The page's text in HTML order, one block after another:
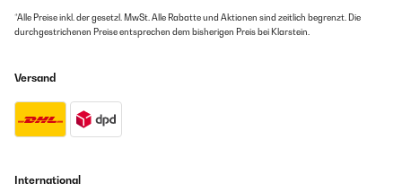
*Alle Preise inkl. der gesetzl. MwSt. Alle Rabatte und Aktionen sind zeitlich begrenzt. Die
durchgestrichenen Preise entsprechen dem bisherigen Preis bei Klarstein.
Versand
International